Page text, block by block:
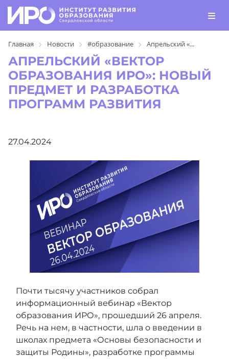
Главная Новости #образование Апрельский «...
АПРЕЛЬСКИЙ «ВЕКТОР
ОБРАЗОВАНИЯ ИРО»: НОВЫЙ
ПРЕДМЕТ И РАЗРАБОТКА
ПРОГРАММ РАЗВИТИЯ
27.04.2024
Почти тысячу участников собрал
информационный вебинар «Вектор
образования ИРО», прошедший 26 апреля.
Речь на нем, в частности, шла о введении в
школах предмета «Основы безопасности и
защиты Родины», разработке программы